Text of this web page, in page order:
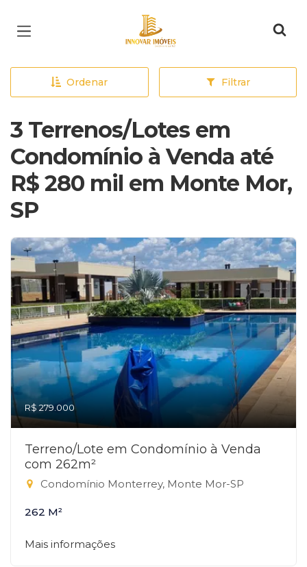
Página inicial
Ordenar Filtrar
3 Terrenos/Lotes em
Condomínio à Venda até
R$ 280 mil em Monte Mor,
SP
R$ 279.000
Terreno/Lote em Condomínio à Venda
com 262m²
Condomínio Monterrey, Monte Mor-SP
262 M²
Mais informações